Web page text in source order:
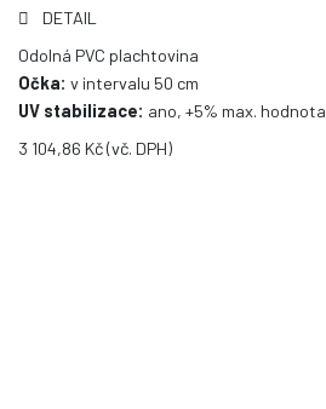
DETAIL
Odolná PVC plachtovina
Očka: v intervalu 50 cm
UV stabilizace: ano, +5% max. hodnota
3 104,86 Kč(vč. DPH)